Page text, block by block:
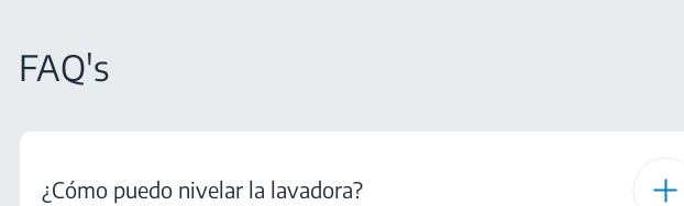
FAQ's
¿Cómo puedo nivelar la lavadora?